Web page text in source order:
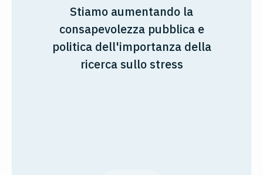
Stiamo aumentando la
consapevolezza pubblica e
politica dell'importanza della
ricerca sullo stress